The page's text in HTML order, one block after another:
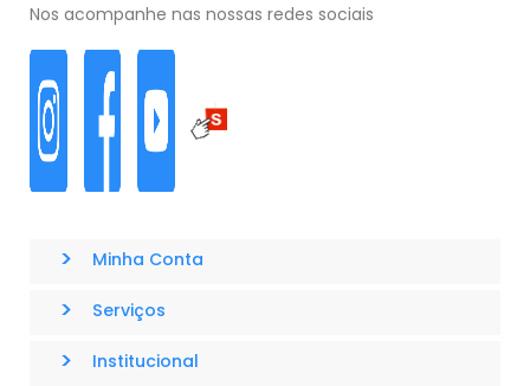
Nos acompanhe nas nossas redes sociais
> Minha Conta
> Serviços
> Institucional